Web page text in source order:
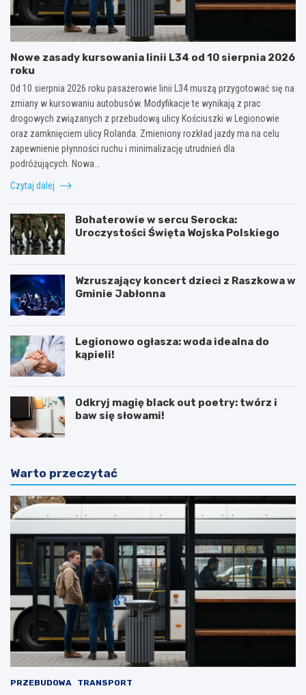
Nowe zasady kursowania linii L34 od 10 sierpnia 2026
roku
Od 10 sierpnia 2026 roku pasażerowie linii L34 muszą przygotować się na
zmiany w kursowaniu autobusów. Modyfikacje te wynikają z prac
drogowych związanych z przebudową ulicy Kościuszki w Legionowie
oraz zamknięciem ulicy Rolanda. Zmieniony rozkład jazdy ma na celu
zapewnienie płynności ruchu i minimalizację utrudnień dla
podróżujących. Nowa…
Czytaj dalej
Bohaterowie w sercu Serocka:
Uroczystości Święta Wojska Polskiego
Wzruszający koncert dzieci z Raszkowa w
Gminie Jabłonna
Legionowo ogłasza: woda idealna do
kąpieli!
Odkryj magię black out poetry: twórz i
baw się słowami!
Warto przeczytać
PRZEBUDOWA TRANSPORT